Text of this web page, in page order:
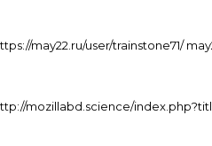
may22.ru/user/trainstone71/
mozillabd.science/